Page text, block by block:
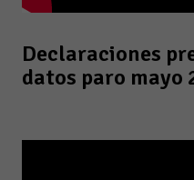
Declaraciones
datos paro mayo